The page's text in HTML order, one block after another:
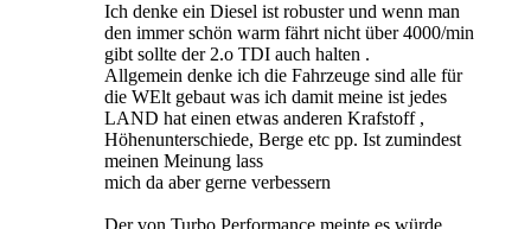
Ich denke ein Diesel ist robuster und wenn man
den immer schön warm fährt nicht über 4000/min
gibt sollte der 2.o TDI auch halten .
Allgemein denke ich die Fahrzeuge sind alle für
die WElt gebaut was ich damit meine ist jedes
LAND hat einen etwas anderen Krafstoff ,
Höhenunterschiede, Berge etc pp. Ist zumindest
meinen Meinung lass
mich da aber gerne verbessern